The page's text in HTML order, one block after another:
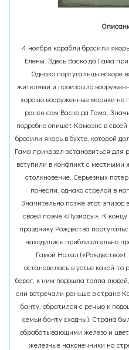
4 ноября корабли бросили
Елены. Здесь Васко да Гама
Однако португальцы вскоре
жителями и произошло
хорошо вооруженные моряки не
ранен сам Васко да Гама.
подробно опишет Камоэнс в
бросили якорь в бухте, которой
Гама приказал остановиться для
вступили в конфликт с
столкновение. Серьезных
понесли, однако стрелой в
Значительно позже этот
своей поэме «Лузиады». К
празднику Рождества
находились приблизительно
Гамой Натал
остановилась в устье какой-
берег, к ним подошла толпа
они встречали раньше в стране
банту, обратился с речью к
семьи банту сходны). Страна
обрабатывающими железо и
железные наконечники на